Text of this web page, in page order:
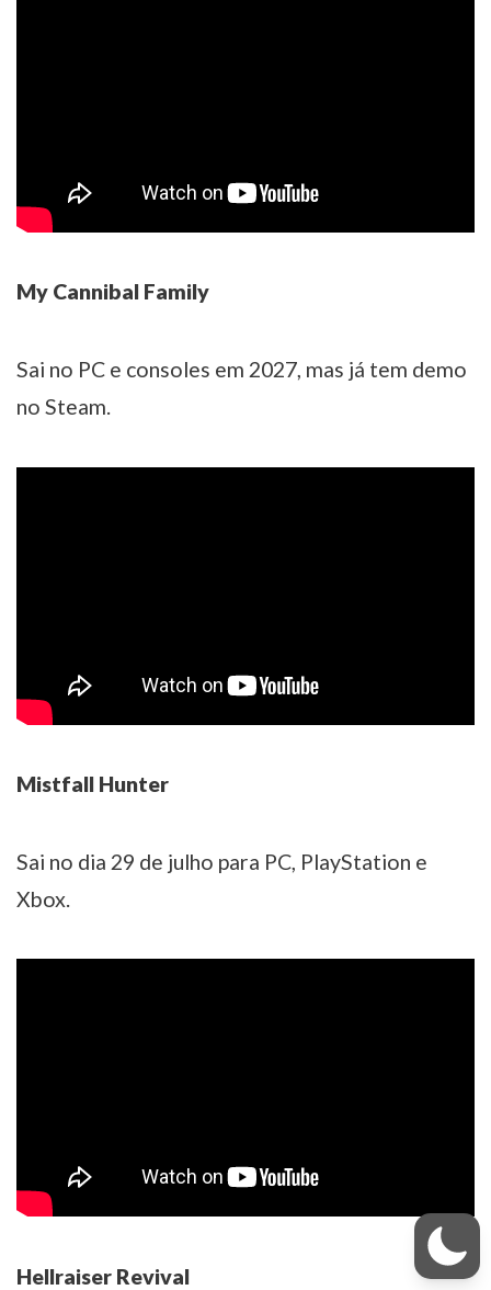
My Cannibal Family
Sai no PC e consoles em 2027, mas já tem demo
no Steam.
Mistfall Hunter
Sai no dia 29 de julho para PC, PlayStation e
Xbox.
Hellraiser Revival